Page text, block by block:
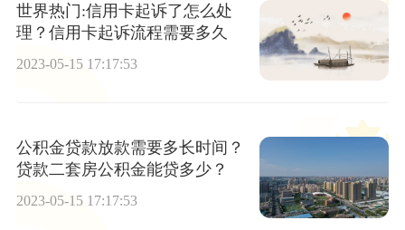
世界热门:信用卡起诉了怎么处
理？信用卡起诉流程需要多久
2023-05-15 17:17:53
公积金贷款放款需要多长时间？
贷款二套房公积金能贷多少？
2023-05-15 17:17:53